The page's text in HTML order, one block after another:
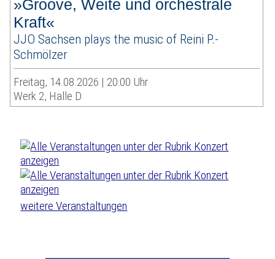
»Groove, Weite und orchestrale
Kraft«
JJO Sachsen plays the music of Reini P.-
Schmölzer
Freitag, 14.08.2026 | 20:00 Uhr
Werk 2, Halle D
weitere Veranstaltungen